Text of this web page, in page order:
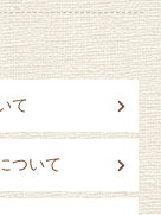
て
ついて